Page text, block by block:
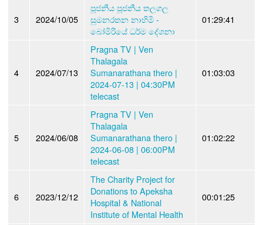
3 2024/10/05
පූජනීය පූජනීය තලගල
සුමනරතන නාහිමි -
බෝමිරියේ ධර්ම දේශනා
01:29:41
4 2024/07/13
Pragna TV | Ven
Thalagala
Sumanarathana thero |
2024-07-13 | 04:30PM
telecast
01:03:03
5 2024/06/08
Pragna TV | Ven
Thalagala
Sumanarathana thero |
2024-06-08 | 06:00PM
telecast
01:02:22
6 2023/12/12
The Charity Project for
Donations to Apeksha
Hospital & National
Institute of Mental Health
00:01:25